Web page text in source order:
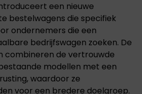
een nieuwe
bestelwagens die specifiek
ondernemers die een
bedrijfswagen zoeken. De
combineren de vertrouwde
modellen met een
waardoor ze
voor een bredere doelgroep.